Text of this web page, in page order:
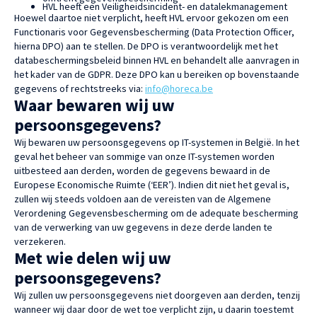
HVL heeft een Veiligheidsincident- en datalekmanagement
Hoewel daartoe niet verplicht, heeft HVL ervoor gekozen om een
Functionaris voor Gegevensbescherming (Data Protection Officer,
hierna DPO) aan te stellen. De DPO is verantwoordelijk met het
databeschermingsbeleid binnen HVL en behandelt alle aanvragen in
het kader van de GDPR. Deze DPO kan u bereiken op bovenstaande
gegevens of rechtstreeks via: info@horeca.be
Waar bewaren wij uw
persoonsgegevens?
Wij bewaren uw persoonsgegevens op IT-systemen in België. In het
geval het beheer van sommige van onze IT-systemen worden
uitbesteed aan derden, worden de gegevens bewaard in de
Europese Economische Ruimte (‘EER’). Indien dit niet het geval is,
zullen wij steeds voldoen aan de vereisten van de Algemene
Verordening Gegevensbescherming om de adequate bescherming
van de verwerking van uw gegevens in deze derde landen te
verzekeren.
Met wie delen wij uw
persoonsgegevens?
Wij zullen uw persoonsgegevens niet doorgeven aan derden, tenzij
wanneer wij daar door de wet toe verplicht zijn, u daarin toestemt